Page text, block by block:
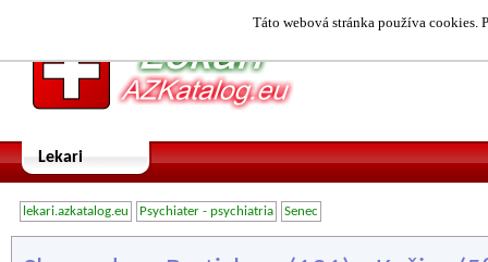
Táto webová stránka používa cookies.
Lekari
lekari.azkatalog.eu Psychiater - psychiatria Senec